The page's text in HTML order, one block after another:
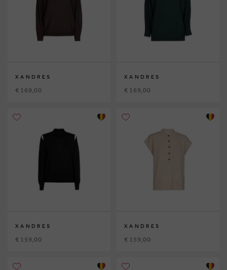
XANDRES
€ 169,00
XANDRES
€ 169,00
XANDRES
€ 159,00
XANDRES
€ 159,00